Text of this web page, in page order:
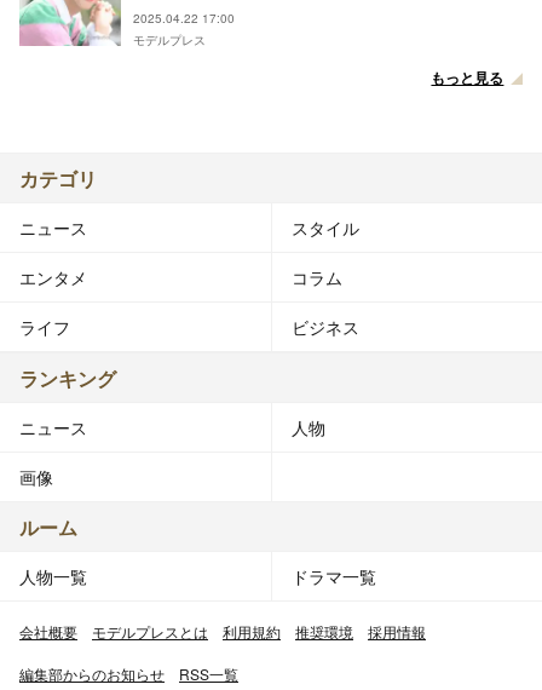
Vol.2】
2025.04.22 17:00
モデルプレス
もっと見る
カテゴリ
ニュース スタイル
エンタメ コラム
ライフ ビジネス
ランキング
ニュース 人物
画像
ルーム
人物一覧 ドラマ一覧
会社概要 モデルプレスとは 利用規約 推奨環境 採用情報
編集部からのお知らせ RSS一覧